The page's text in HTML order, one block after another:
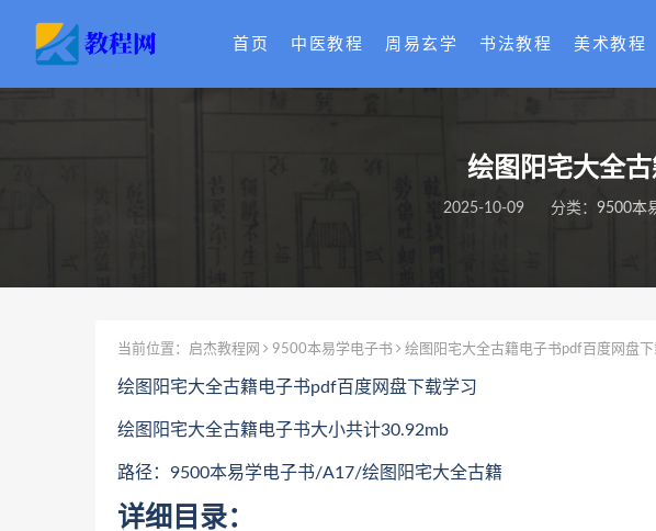
首页 中医教程 周易玄学 书法教程 美术教程
绘图阳宅大全
2025-10-09 分类： 9500本
当前位置： 启杰教程网 9500本易学电子书 绘图阳宅大全古籍电子书pdf百度网盘下
绘图阳宅大全古籍电子书pdf百度网盘下载学习
绘图阳宅大全古籍电子书大小共计30.92mb
路径：9500本易学电子书/A17/绘图阳宅大全古籍
详细目录：